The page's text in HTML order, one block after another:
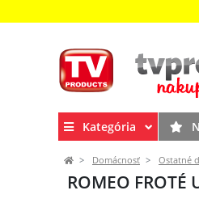
Kategória
Domácnosť Ostatné
ROMEO FROTÉ